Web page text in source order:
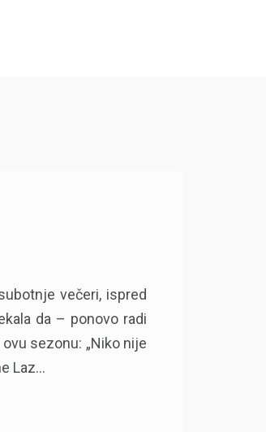
večeri, ispred
da – ponovo radi
sezonu: „Niko nije
Laz...